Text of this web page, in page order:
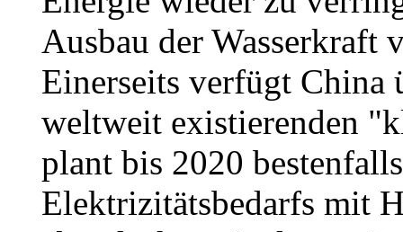
Ausbau der Wasserkraft
Einerseits verfügt China
weltweit existierenden
plant bis 2020
Elektrizitätsbedarfs mit